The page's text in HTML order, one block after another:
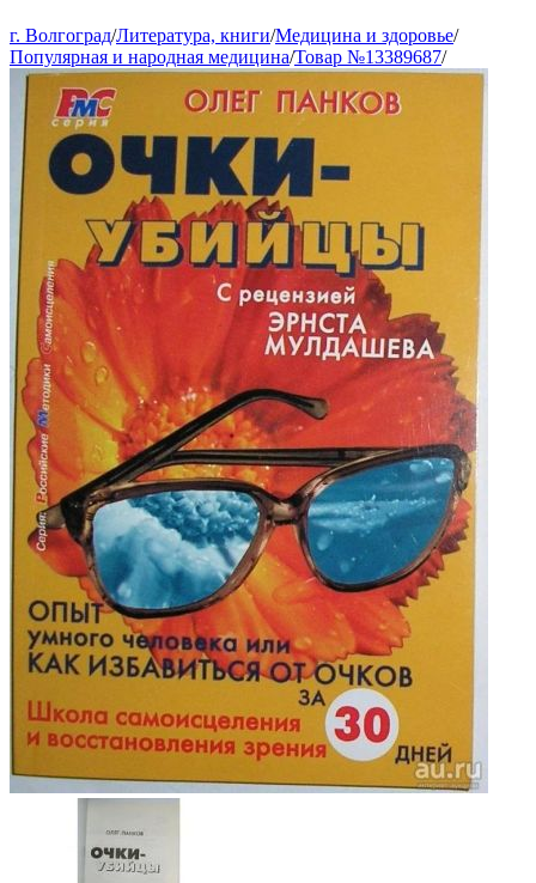
г. Волгоград/Литература, книги/Медицина и здоровье/
Популярная и народная медицина/Товар №13389687/